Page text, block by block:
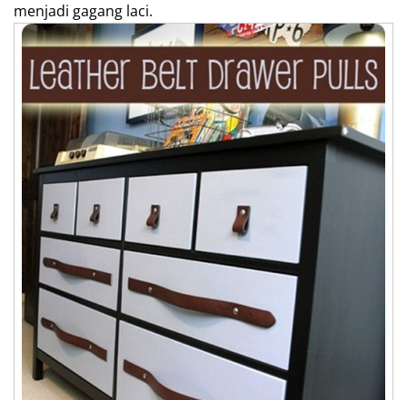
menjadi gagang laci.